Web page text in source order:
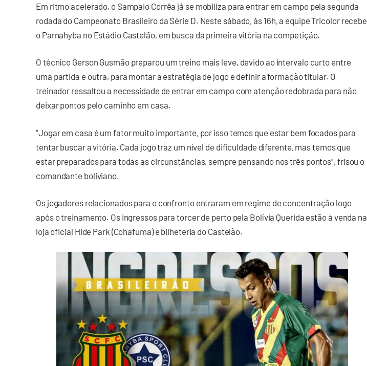
Em ritmo acelerado, o Sampaio Corrêa já se mobiliza para entrar em campo pela segunda
rodada do Campeonato Brasileiro da Série D. Neste sábado, às 16h, a equipe Tricolor recebe
o Parnahyba no Estádio Castelão, em busca da primeira vitória na competição.
O técnico Gerson Gusmão preparou um treino mais leve, devido ao intervalo curto entre
uma partida e outra, para montar a estratégia de jogo e definir a formação titular. O
treinador ressaltou a necessidade de entrar em campo com atenção redobrada para não
deixar pontos pelo caminho em casa.
“Jogar em casa é um fator muito importante, por isso temos que estar bem focados para
tentar buscar a vitória. Cada jogo traz um nível de dificuldade diferente, mas temos que
estar preparados para todas as circunstâncias, sempre pensando nos três pontos”, frisou o
comandante boliviano.
Os jogadores relacionados para o confronto entraram em regime de concentração logo
após o treinamento. Os ingressos para torcer de perto pela Bolívia Querida estão à venda na
loja oficial Hide Park (Cohafuma) e bilheteria do Castelão.